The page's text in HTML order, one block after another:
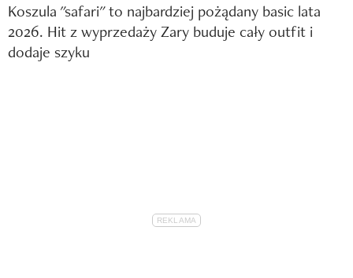
Koszula "safari" to najbardziej pożądany basic lata
2026. Hit z wyprzedaży Zary buduje cały outfit i
dodaje szyku